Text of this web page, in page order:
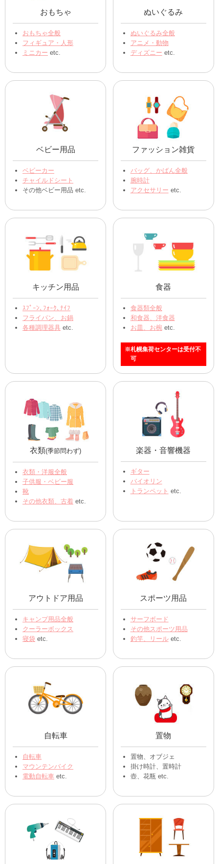
おもちゃ
おもちゃ全般
フィギュア・人形
ミニカー etc.
ぬいぐるみ
ぬいぐるみ全般
アニメ・動物
ディズニー etc.
ベビー用品
ベビーカー
チャイルドシート
その他ベビー用品 etc.
ファッション雑貨
バッグ、かばん全般
腕時計
アクセサリー etc.
キッチン用品
ｽﾌﾟｰﾝ､ﾌｫｰｸ､ﾅｲﾌ
フライパン、お鍋
各種調理器具 etc.
食器
食器類全般
和食器、洋食器
お皿、お椀etc.
※札幌集荷センターは受付不
可
衣類(季節問わず)
衣類・洋服全般
子供服・ベビー服
靴
その他衣類、古着 etc.
楽器・音響機器
ギター
バイオリン
トランペット etc.
アウトドア用品
キャンプ用品全般
クーラーボックス
寝袋 etc.
スポーツ用品
サーフボード
その他スポーツ用品
釣竿、リールetc.
自転車
自転車
マウンテンバイク
電動自転車 etc.
置物
置物、オブジェ
掛け時計、置時計
壺、花瓶 etc.